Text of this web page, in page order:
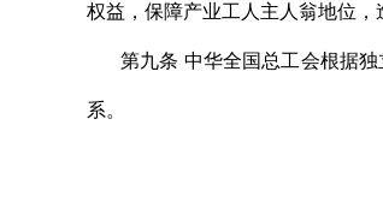
权益，保障产业工人主人翁地位，
第九条 中华全国总工会根据
系。